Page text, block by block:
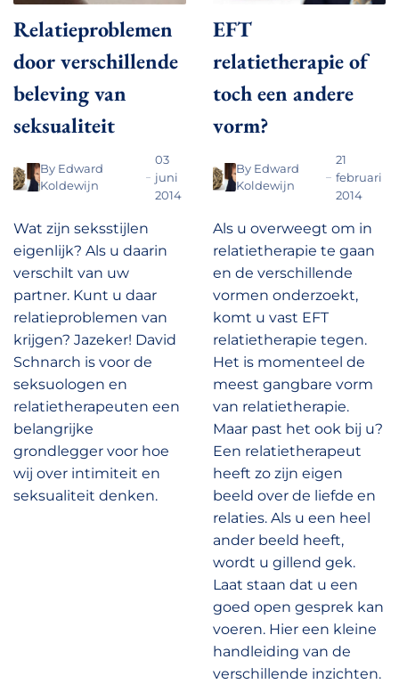
Relatieproblemen
door verschillende
beleving van
seksualiteit
By Edward
Koldewijn
03
juni
2014
Wat zijn seksstijlen
eigenlijk? Als u daarin
verschilt van uw
partner. Kunt u daar
relatieproblemen van
krijgen? Jazeker! David
Schnarch is voor de
seksuologen en
relatietherapeuten een
belangrijke
grondlegger voor hoe
wij over intimiteit en
seksualiteit denken.
EFT
relatietherapie of
toch een andere
vorm?
By Edward
Koldewijn
21
februari
2014
Als u overweegt om in
relatietherapie te gaan
en de verschillende
vormen onderzoekt,
komt u vast EFT
relatietherapie tegen.
Het is momenteel de
meest gangbare vorm
van relatietherapie.
Maar past het ook bij u?
Een relatietherapeut
heeft zo zijn eigen
beeld over de liefde en
relaties. Als u een heel
ander beeld heeft,
wordt u gillend gek.
Laat staan dat u een
goed open gesprek kan
voeren. Hier een kleine
handleiding van de
verschillende inzichten.